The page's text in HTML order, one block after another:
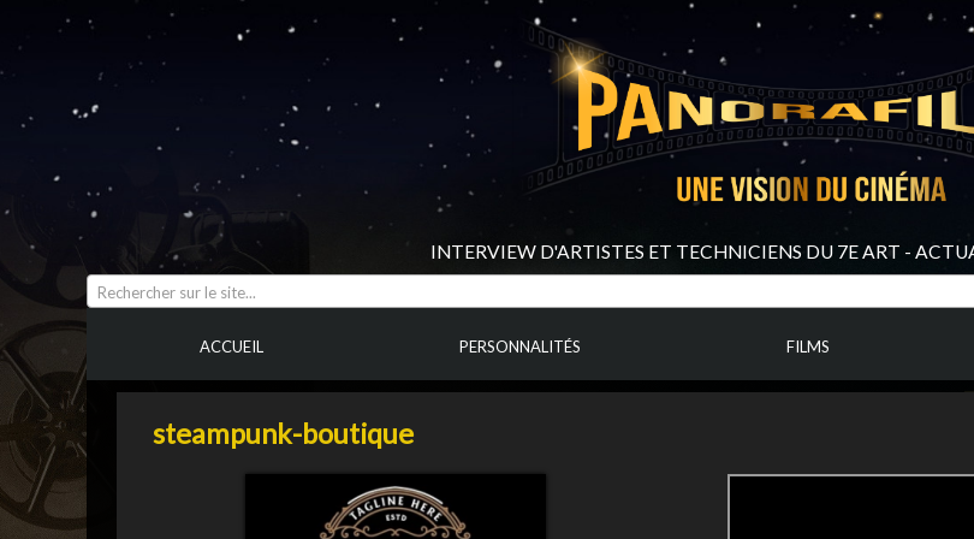
INTERVIEW D'ARTISTES ET TECHNICIENS DU 7E ART -
Rechercher sur le site...
ACCUEIL PERSONNALITÉS FILMS
steampunk-boutique